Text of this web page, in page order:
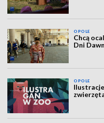
OPOLE
Chcą
Dni
OPOLE